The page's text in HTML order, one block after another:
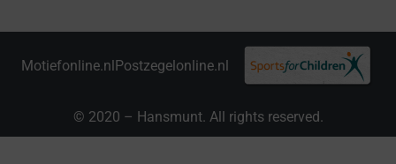
Motiefonline.nl Postzegelonline.nl
© 2020 – Hansmunt. All rights reserved.